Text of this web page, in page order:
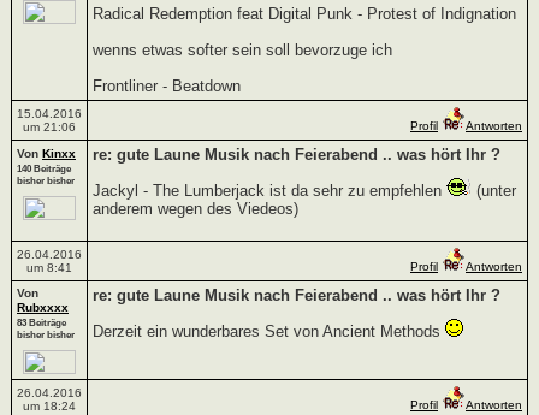
Radical Redemption feat Digital Punk - Protest of Indignation
wenns etwas softer sein soll bevorzuge ich
Frontliner - Beatdown
15.04.2016
um 21:06
Profil Antworten
Von Kinxx
140 Beiträge
bisher bisher
re: gute Laune Musik nach Feierabend .. was hört Ihr ?
Jackyl - The Lumberjack ist da sehr zu empfehlen
(unter
anderem wegen des Viedeos)
26.04.2016
um 8:41
Profil
Antworten
Von
Rubxxxx
83 Beiträge
bisher bisher
re: gute Laune Musik nach Feierabend .. was hört Ihr ?
Derzeit ein wunderbares Set von Ancient Methods
26.04.2016
um 18:24
Profil
Antworten